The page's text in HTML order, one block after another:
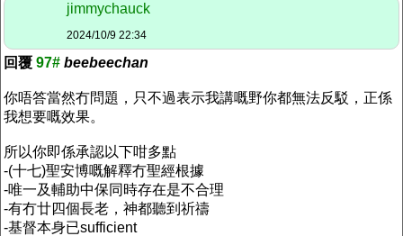
jimmychauck
2024/10/9 22:34
回覆 97# beebeechan
你唔答當然冇問題，只不過表示我講嘅野你都無法反駁，正係
我想要嘅效果。
所以你即係承認以下咁多點
-(十七)聖安博嘅解釋冇聖經根據
-唯一及輔助中保同時存在是不合理
-有冇廿四個長老，神都聽到祈禱
-基督本身已sufficient